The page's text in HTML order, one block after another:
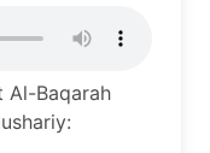
Al-Baqarah